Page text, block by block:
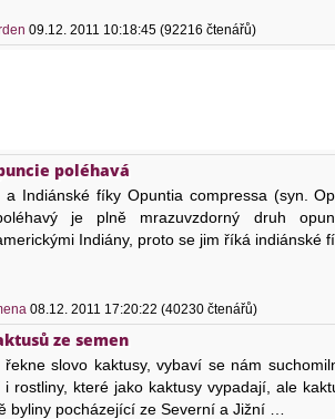
09.12. 2011 10:18:45 (92216 čtenářů)
poléhavá
a Indiánské fíky Opuntia compressa (syn.
je plně mrazuvzdorný druh
Indiány, proto se jim říká indiánské
08.12. 2011 17:20:22 (40230 čtenářů)
ze semen
řekne slovo kaktusy, vybaví se nám
i rostliny, které jako kaktusy vypadají, ale
byliny pocházející ze Severní a Jižní …